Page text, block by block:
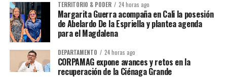
TERRITORIO & PODER 24 horas ago
Margarita Guerra acompaña en Cali la posesión
de Abelardo De la Espriella y plantea agenda
para el Magdalena
DEPARTAMENTO 24 horas ago
CORPAMAG expone avances y retos en la
recuperación de la Ciénaga Grande